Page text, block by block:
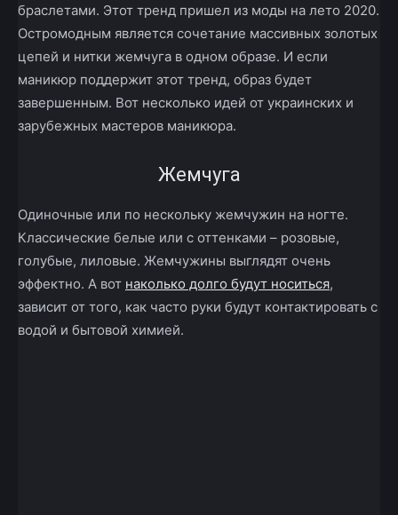
браслетами. Этот тренд пришел из моды на лето 2020.
Остромодным является сочетание массивных золотых
цепей и нитки жемчуга в одном образе. И если
маникюр поддержит этот тренд, образ будет
завершенным. Вот несколько идей от украинских и
зарубежных мастеров маникюра.
Жемчуга
Одиночные или по нескольку жемчужин на ногте.
Классические белые или с оттенками – розовые,
голубые, лиловые. Жемчужины выглядят очень
эффектно. А вот наколько долго будут носиться,
зависит от того, как часто руки будут контактировать с
водой и бытовой химией.